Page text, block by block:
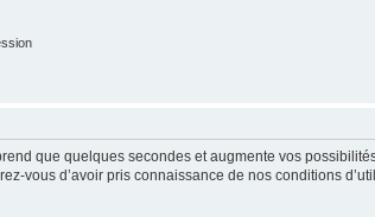
que quelques secondes et augmente vos
vous d’avoir pris connaissance de nos conditions